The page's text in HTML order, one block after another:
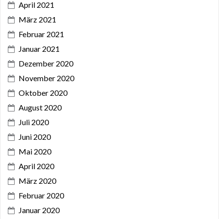
April 2021
März 2021
Februar 2021
Januar 2021
Dezember 2020
November 2020
Oktober 2020
August 2020
Juli 2020
Juni 2020
Mai 2020
April 2020
März 2020
Februar 2020
Januar 2020